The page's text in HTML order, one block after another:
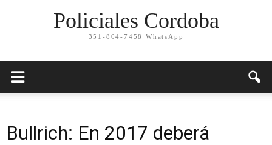
Policiales Cordoba
351-804-7458 WhatsApp
Bullrich: En 2017 deberá